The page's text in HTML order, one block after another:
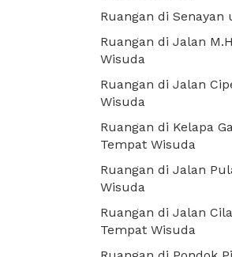
Ruangan di
Ruangan di Jalan
Wisuda
Ruangan di Jalan
Wisuda
Ruangan di Kelapa
Tempat Wisuda
Ruangan di Jalan
Wisuda
Ruangan di Jalan
Tempat Wisuda